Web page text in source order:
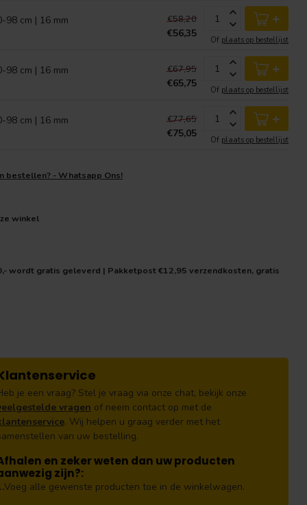
98 cm | 16 mm €58,20
€56,35
+
Of plaats op bestellijst
98 cm | 16 mm €67,95
€65,75
+
Of plaats op bestellijst
98 cm | 16 mm €77,65
€75,05
+
Of plaats op bestellijst
bestellen? - Whatsapp Ons!
winkel
wordt gratis geleverd | Pakketpost €12,95 verzendkosten, gratis
je een vraag? Stel je vraag via onze chat, bekijk onze
vragen of neem contact op met de
. Wij helpen u graag verder met het
van uw bestelling.
en zeker weten dan uw producten
zijn?:
Voeg alle gewenste producten toe in de winkelwagen.